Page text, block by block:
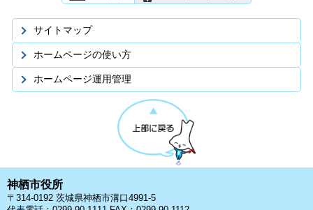
サイトマップ
ホームページの使い方
ホームページ運用管理
神栖市役所
〒314-0192 茨城県神栖市溝口4991-5